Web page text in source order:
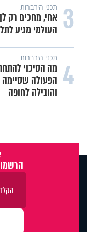
3 תכני הידברות
אחי, מחכים רק
העולמי מגיע
4 תכני הידברות
הפעולה
והובילה לחופה